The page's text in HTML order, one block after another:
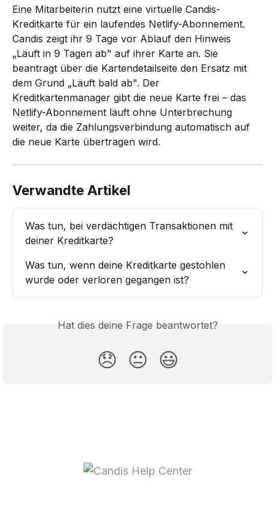
Eine Mitarbeiterin nutzt eine virtuelle Candis-
Kreditkarte für ein laufendes Netlify-Abonnement.
Candis zeigt ihr 9 Tage vor Ablauf den Hinweis
„Läuft in 9 Tagen ab" auf ihrer Karte an. Sie
beantragt über die Kartendetailseite den Ersatz mit
dem Grund „Läuft bald ab". Der
Kreditkartenmanager gibt die neue Karte frei – das
Netlify-Abonnement läuft ohne Unterbrechung
weiter, da die Zahlungsverbindung automatisch auf
die neue Karte übertragen wird.
Verwandte Artikel
Was tun, bei verdächtigen Transaktionen mit
deiner Kreditkarte?
Was tun, wenn deine Kreditkarte gestohlen
wurde oder verloren gegangen ist?
Hat dies deine Frage beantwortet?
😞 😐 😃